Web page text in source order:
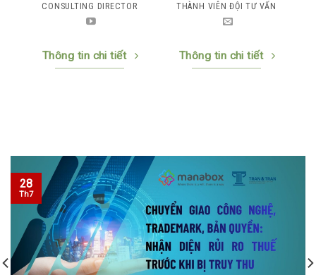
CONSULTING DIRECTOR
Thông tin chi tiết
THÀNH VIÊN ĐỘI TƯ VẤN
Thông tin chi tiết
28
Th7